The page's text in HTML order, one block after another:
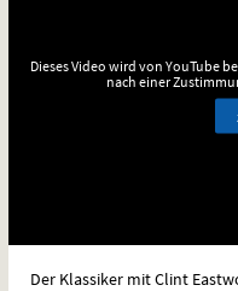
Dieses Video wird von YouTube
nach einer
Der Klassiker mit Clint